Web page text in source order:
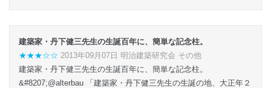
★★★☆☆ 2013年09月07日 明治建築研究会 その他
建築家・丹下健三先生の生誕百年に、簡単な記念柱。
&#8207;@alterbau 「建築家・丹下健三先生の生誕の地、大正年２